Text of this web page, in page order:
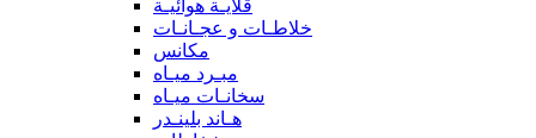
قلايـة هوائيـة
خلاطـات و عجـانـات
مكانس
مبـرد ميـاه
سخانـات ميـاه
هـاند بلينـدر